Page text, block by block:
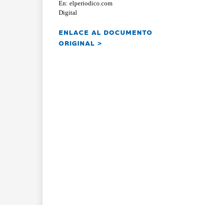
En: elperiodico.com
Digital
ENLACE AL DOCUMENTO
ORIGINAL >